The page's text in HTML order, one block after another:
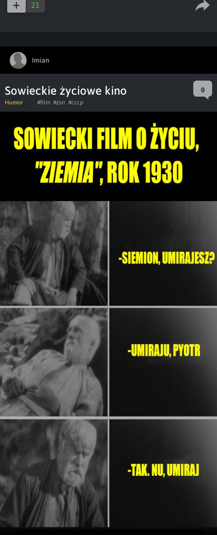
21
Imian
Sowieckie życiowe kino 0
Humor #film #zsrr #cccp